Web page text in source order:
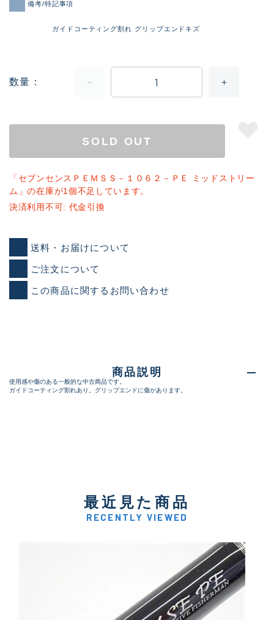
備考/特記事項
ガイドコーティング割れ グリップエンドキズ
数量
SOLD OUT
「セブンセンスＰＥＭＳＳ－１０６２－ＰＥ ミッドストリー
ム」の在庫が1個不足しています。
決済利用不可: 代金引換
送料・お届けについて
ご注文について
この商品に関するお問い合わせ
商品説明
使用感や傷のある一般的な中古商品です。
ガイドコーティング割れあり。グリップエンドに傷があります。
最近見た商品
RECENTLY VIEWED